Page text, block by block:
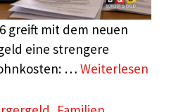
greift mit dem neuen
eine strengere
… Weiterlesen